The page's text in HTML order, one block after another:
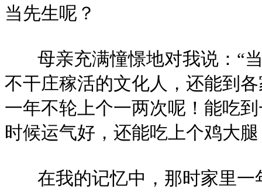
当先生呢？
母亲充满憧憬地对我说：“
不干庄稼活的文化人，还能到
一年不轮上个一两次呢！能吃
时候运气好，还能吃上个鸡大腿
在我的记忆中，那时家里一